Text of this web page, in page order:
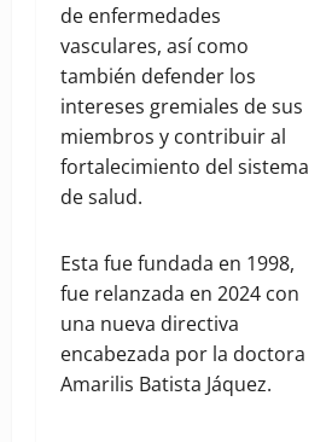
de enfermedades
vasculares, así como
también defender los
intereses gremiales de sus
miembros y contribuir al
fortalecimiento del sistema
de salud.
Esta fue fundada en 1998,
fue relanzada en 2024 con
una nueva directiva
encabezada por la doctora
Amarilis Batista Jáquez.